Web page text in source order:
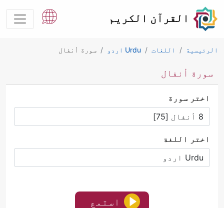
القرآن الكريم
الرئيسية اللغات Urdu اردو سورة أنفال
سورة أنفال
اختر سورة
اختر اللغة
استمع